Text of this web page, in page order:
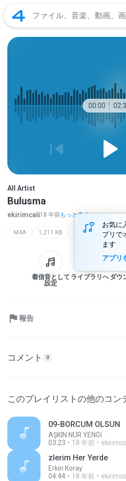
00:00
お気に
プリで
ます
アプリ
All Artist
Bulusma
ekirimcali18 年前もっと多く...
M4A 1,211 KB Saund Track
着信音として
設定
ライブラリへ ダウ
報告
コメント 0
このプレイリストの他のコン
09-BORCUM OLSUN
AŞKIN NUR YENGİ
03:23
18 年前
zlerim Her Yerde
Erkin Koray
04:44
18 年前